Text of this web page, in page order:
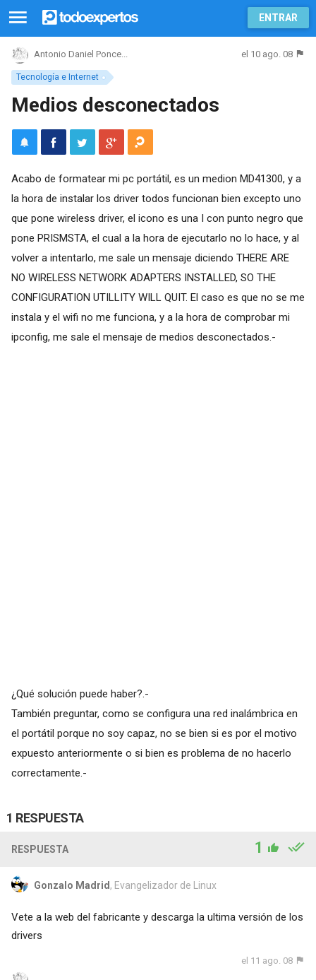
ENTRAR
Tecnología e Internet
Antonio Daniel Ponce... el 10 ago. 08
Medios desconectados
Acabo de formatear mi pc portátil, es un medion MD41300, y a
la hora de instalar los driver todos funcionan bien excepto uno
que pone wireless driver, el icono es una I con punto negro que
pone PRISMSTA, el cual a la hora de ejecutarlo no lo hace, y al
volver a intentarlo, me sale un mensaje diciendo THERE ARE
NO WIRELESS NETWORK ADAPTERS INSTALLED, SO THE
CONFIGURATION UTILLITY WILL QUIT. El caso es que no se me
instala y el wifi no me funciona, y a la hora de comprobar mi
ipconfig, me sale el mensaje de medios desconectados.-
¿Qué solución puede haber?.-
También preguntar, como se configura una red inalámbrica en
el portátil porque no soy capaz, no se bien si es por el motivo
expuesto anteriormente o si bien es problema de no hacerlo
correctamente.-
1 RESPUESTA
RESPUESTA 1
Gonzalo Madrid , Evangelizador de Linux
Vete a la web del fabricante y descarga la ultima versión de los
drivers
el 11 ago. 08